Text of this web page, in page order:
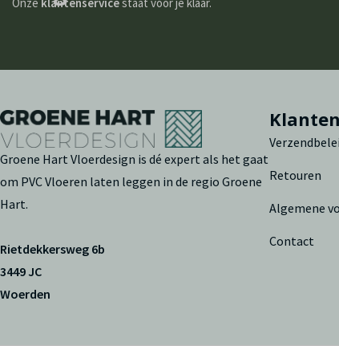
Groene Hart Vloerdesign is dé expert als het gaat
om PVC Vloeren laten leggen in de regio Groene
Hart.
Rietdekkersweg 6b
3449 JC
Woerden
Retouren
Algemene
Contact